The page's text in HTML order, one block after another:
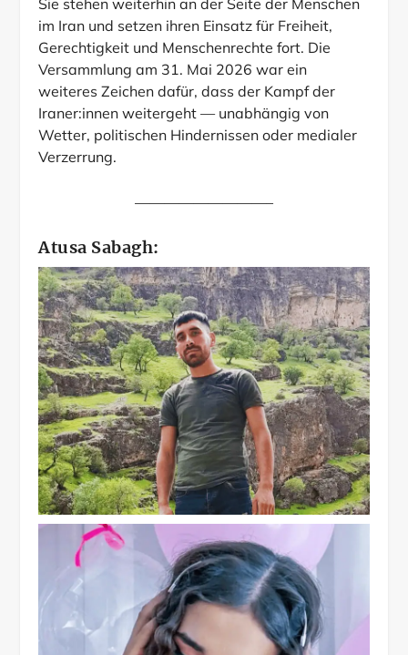
Sie stehen weiterhin an der Seite der Menschen
im Iran und setzen ihren Einsatz für Freiheit,
Gerechtigkeit und Menschenrechte fort. Die
Versammlung am 31. Mai 2026 war ein
weiteres Zeichen dafür, dass der Kampf der
Iraner:innen weitergeht — unabhängig von
Wetter, politischen Hindernissen oder medialer
Verzerrung.
—————————–
Atusa Sabagh: